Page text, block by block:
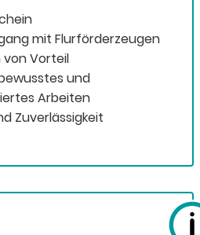
mit Flurförderzeugen
von Vorteil
und
Arbeiten
Zuverlässigkeit